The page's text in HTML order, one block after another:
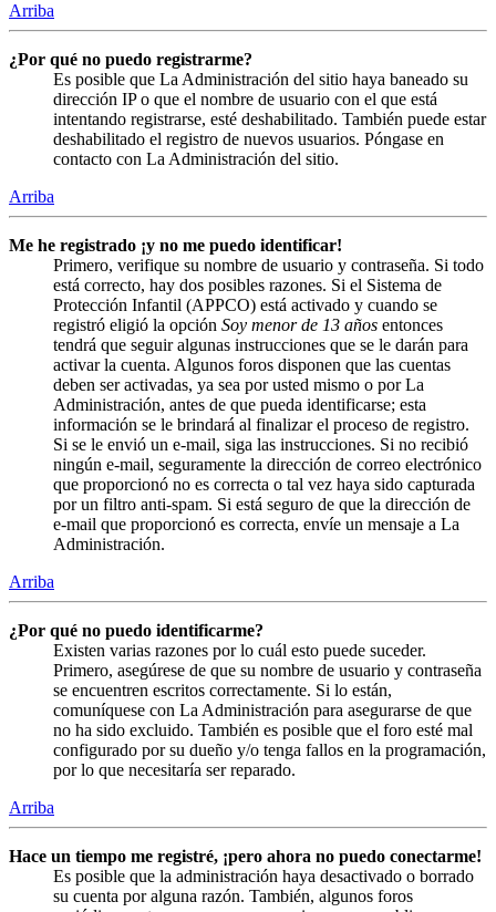
Arriba
¿Por qué no puedo registrarme?
Es posible que La Administración del sitio haya baneado su
dirección IP o que el nombre de usuario con el que está
intentando registrarse, esté deshabilitado. También puede estar
deshabilitado el registro de nuevos usuarios. Póngase en
contacto con La Administración del sitio.
Arriba
Me he registrado ¡y no me puedo identificar!
Primero, verifique su nombre de usuario y contraseña. Si todo
está correcto, hay dos posibles razones. Si el Sistema de
Protección Infantil (APPCO) está activado y cuando se
registró eligió la opción Soy menor de 13 años entonces
tendrá que seguir algunas instrucciones que se le darán para
activar la cuenta. Algunos foros disponen que las cuentas
deben ser activadas, ya sea por usted mismo o por La
Administración, antes de que pueda identificarse; esta
información se le brindará al finalizar el proceso de registro.
Si se le envió un e-mail, siga las instrucciones. Si no recibió
ningún e-mail, seguramente la dirección de correo electrónico
que proporcionó no es correcta o tal vez haya sido capturada
por un filtro anti-spam. Si está seguro de que la dirección de
e-mail que proporcionó es correcta, envíe un mensaje a La
Administración.
Arriba
¿Por qué no puedo identificarme?
Existen varias razones por lo cuál esto puede suceder.
Primero, asegúrese de que su nombre de usuario y contraseña
se encuentren escritos correctamente. Si lo están,
comuníquese con La Administración para asegurarse de que
no ha sido excluido. También es posible que el foro esté mal
configurado por su dueño y/o tenga fallos en la programación,
por lo que necesitaría ser reparado.
Arriba
Hace un tiempo me registré, ¡pero ahora no puedo conectarme!
Es posible que la administración haya desactivado o borrado
su cuenta por alguna razón. También, algunos foros